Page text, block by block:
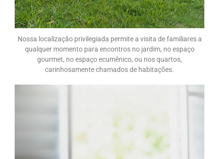
Nossa localização privilegiada permite a visita de familiares a
qualquer momento para encontros no jardim, no espaço
gourmet, no espaço ecumênico, ou nos quartos,
carinhosamente chamados de habitações.